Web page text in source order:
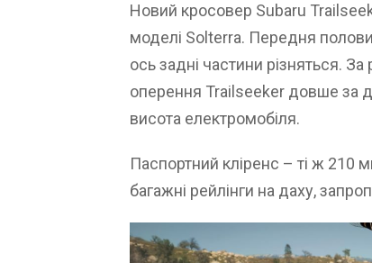
Новий кросовер Subaru
моделі Solterra. Передня
ось задні частини різняться.
оперення Trailseeker довше за
висота електромобіля.
Паспортний кліренс – ті ж 210
багажні рейлінги на даху,